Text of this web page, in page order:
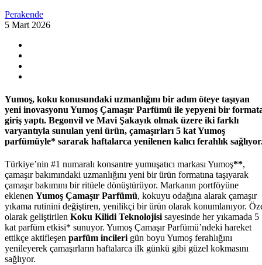
Perakende
5 Mart 2026
Yumoş, koku konusundaki uzmanlığını bir adım öteye taşıyan
yeni inovasyonu Yumoş Çamaşır Parfümü ile yepyeni bir
giriş yaptı. Begonvil ve Mavi Şakayık olmak üzere iki farklı
varyantıyla sunulan yeni ürün, çamaşırları 5 kat Yumoş
parfümüyle* sararak haftalarca yenilenen kalıcı ferahlık
Türkiye’nin #1 numaralı konsantre yumuşatıcı markası Yumoş**,
çamaşır bakımındaki uzmanlığını yeni bir ürün formatına taşıyarak
çamaşır bakımını bir ritüele dönüştürüyor. Markanın portföyüne
eklenen Yumoş Çamaşır Parfümü, kokuyu odağına alarak çamaşır
yıkama rutinini değiştiren, yenilikçi bir ürün olarak konumlanıyor.
olarak geliştirilen Koku Kilidi Teknolojisisayesinde her yıkamada 5
kat parfüm etkisi* sunuyor. Yumoş Çamaşır Parfümü’ndeki hareket
ettikçe aktifleşen parfüm incileri gün boyu Yumoş ferahlığını
yenileyerek çamaşırların haftalarca ilk günkü gibi güzel kokmasını
sağlıyor.